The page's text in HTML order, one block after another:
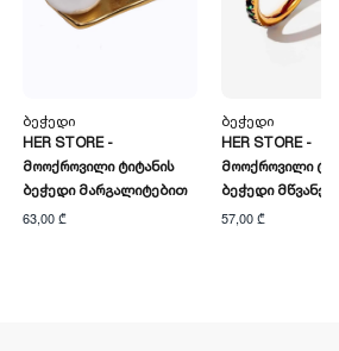
Ბეჭედი
HER STORE -
Მოოქროვილი Ტიტანის
Ბეჭედი Მარგალიტებით
63,00 ₾
Ბეჭედი
HER STORE -
Მოოქროვილი
Ბეჭედი Მწვანე
57,00 ₾